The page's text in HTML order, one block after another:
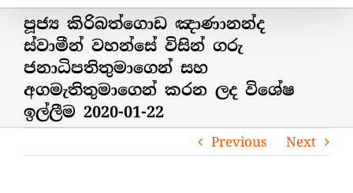
පූජ්‍ය කිරිබත්ගොඩ ඤාණානන්ද
ස්වාමීන් වහන්සේ විසින් ගරු
ජනාධිපතිතුමාගෙන් සහ
අගමැතිතුමාගෙන් කරන ලද විශේෂ
ඉල්ලීම 2020-01-22
Previous Next